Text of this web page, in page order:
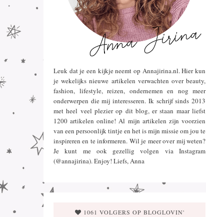
Leuk dat je een kijkje neemt op Annajirina.nl. Hier kun
je wekelijks nieuwe artikelen verwachten over beauty,
fashion, lifestyle, reizen, ondernemen en nog meer
onderwerpen die mij interesseren. Ik schrijf sinds 2013
met heel veel plezier op dit blog, er staan maar liefst
1200 artikelen online! Al mijn artikelen zijn voorzien
van een persoonlijk tintje en het is mijn missie om jou te
inspireren en te informeren. Wil je meer over mij weten?
Je kunt me ook gezellig volgen via Instagram
(@annajirina). Enjoy! Liefs, Anna
1061 VOLGERS OP BLOGLOVIN'